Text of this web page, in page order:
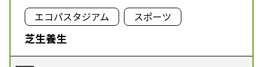
エコパスタジアム スポーツ
芝生養生